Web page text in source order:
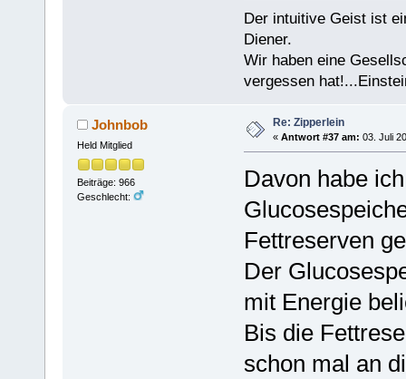
Der intuitive Geist ist
Diener.
Wir haben eine
vergessen
Johnbob
Held Mitglied
Beiträge: 966
Geschlecht:
Re: Zipperlein
« Antwort #37 am: 03. Juli
Davon habe
Fettreserven
Der
mit Energie
Bis die
schon mal an